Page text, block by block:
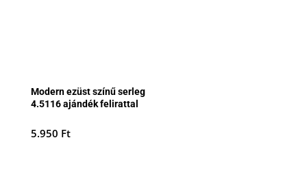
Modern ezüst színű serleg
4.5116 ajándék felirattal
5.950 Ft